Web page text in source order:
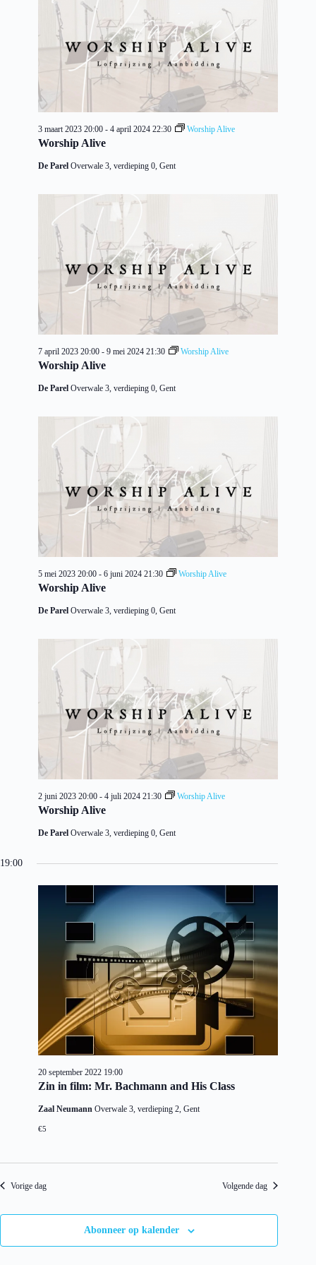
Worship Alive
3 maart 2023 20:00 - 4 april 2024 22:30 Worship Alive
De Parel Overwale 3, verdieping 0, Gent
Worship Alive
7 april 2023 20:00 - 9 mei 2024 21:30 Worship Alive
De Parel Overwale 3, verdieping 0, Gent
Worship Alive
5 mei 2023 20:00 - 6 juni 2024 21:30 Worship Alive
De Parel Overwale 3, verdieping 0, Gent
Worship Alive
2 juni 2023 20:00 - 4 juli 2024 21:30 Worship Alive
De Parel Overwale 3, verdieping 0, Gent
19:00
Zin in film: Mr. Bachmann and His Class
20 september 2022 19:00
Zaal Neumann Overwale 3, verdieping 2, Gent
€5
Vorige dag Volgende dag
Abonneer op kalender